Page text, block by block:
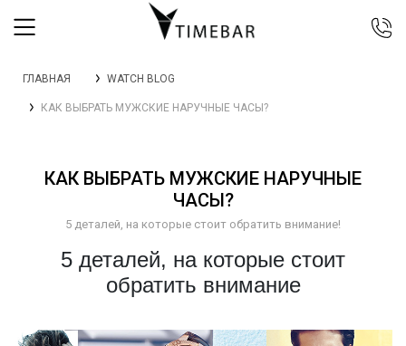
044 392 44 45
067 344 14 44 (viber)
ГЛАВНАЯ WATCH BLOG
КАК ВЫБРАТЬ МУЖСКИЕ НАРУЧНЫЕ ЧАСЫ?
КАК ВЫБРАТЬ МУЖСКИЕ НАРУЧНЫЕ
ЧАСЫ?
5 деталей, на которые стоит обратить внимание!
5 деталей, на которые стоит
обратить внимание